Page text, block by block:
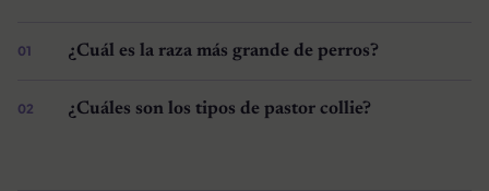
¿Cuál es la raza más grande de perros?
¿Cuáles son los tipos de pastor collie?